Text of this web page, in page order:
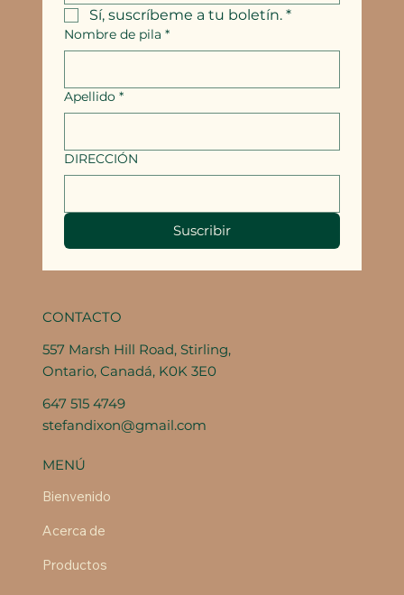
Sí, suscríbeme a tu boletín. *
Nombre de pila *
Apellido *
DIRECCIÓN
Suscribir
CONTACTO
557 Marsh Hill Road, Stirling,
Ontario, Canadá, K0K 3E0
647 515 4749
stefandixon@gmail.com
MENÚ
Bienvenido
Acerca de
Productos